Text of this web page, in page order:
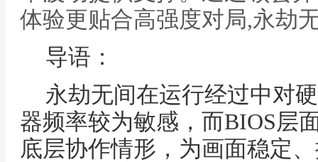
体验更贴合高强度对局,永劫
导语：
永劫无间在运行经过中对
器频率较为敏感，而BIOS层
底层协作情形，为画面稳定